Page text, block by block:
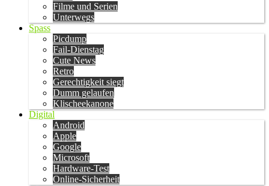
Filme und Serien
Unterwegs
Spass
Picdump
Fail-Dienstag
Cute News
Retro
Gerechtigkeit siegt
Dumm gelaufen
Klischeekanone
Digital
Android
Apple
Google
Microsoft
Hardware-Test
Online-Sicherheit